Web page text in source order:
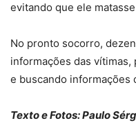
evitando que ele
No pronto socorro,
informações das
e buscando informações
Texto e Fotos: Paulo